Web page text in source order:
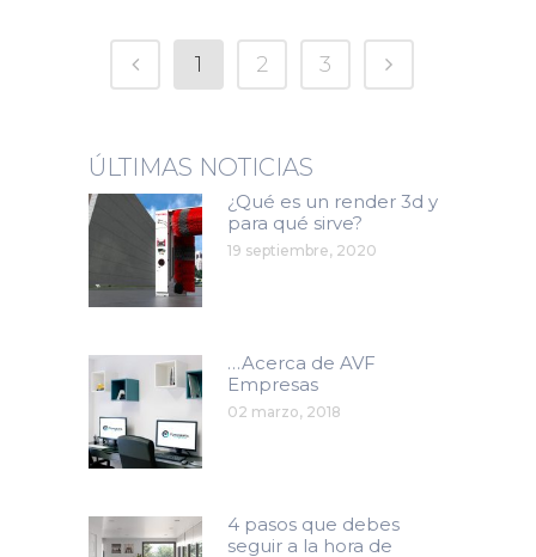
1 2 3
ÚLTIMAS NOTICIAS
¿Qué es un render 3d y
para qué sirve?
19 septiembre, 2020
…Acerca de AVF
Empresas
02 marzo, 2018
4 pasos que debes
seguir a la hora de